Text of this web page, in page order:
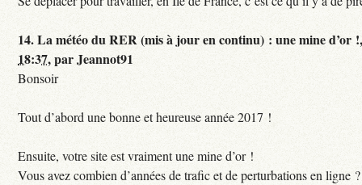
14.La météo du RER (mis à jour en continu) : une mine d’or
18:37,parJeannot91
Bonsoir
Tout d’abord une bonne et heureuse année 2017 !
Ensuite, votre site est vraiment une mine d’or !
Vous avez combien d’années de trafic et de perturbations en ligne ?